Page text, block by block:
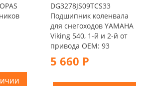
DG3278JS09TCS33
Подшипник коленвала
для снегоходов YAMAHA
Viking 540, 1-й и 2-й от
привода OEM: 93
5 660 Р